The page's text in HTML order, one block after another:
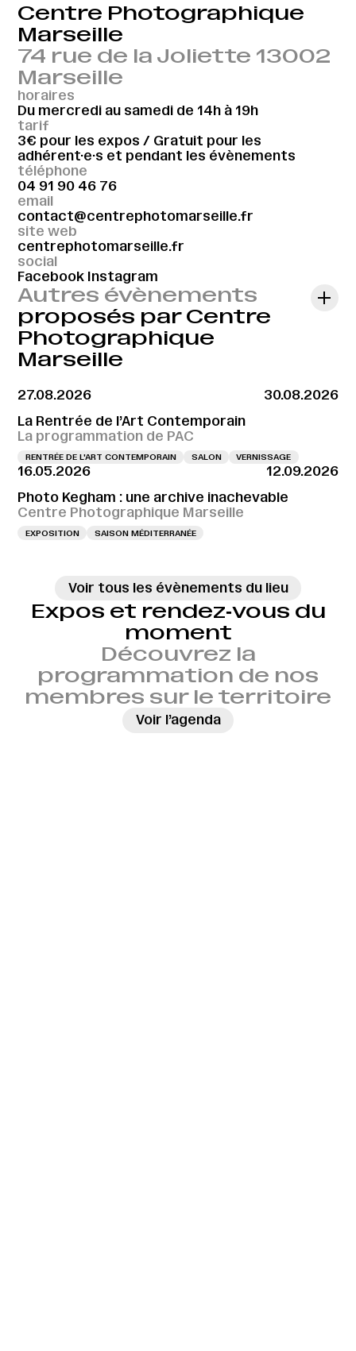
Centre Photographique
Marseille
74 rue de la Joliette 13002
Marseille
horaires
Du mercredi au samedi de 14h à 19h
tarif
3€ pour les expos / Gratuit pour les
adhérent·e·s et pendant les évènements
téléphone
04 91 90 46 76
email
contact@centrephotomarseille.fr
site web
centrephotomarseille.fr
social
Facebook Instagram
Autres évènements
proposés par Centre
Photographique
Marseille
27.08.2026
30.08.2026
La Rentrée de l’Art Contemporain
La programmation de PAC
RENTRÉE DE L'ART CONTEMPORAIN SALON VERNISSAGE
16.05.2026
12.09.2026
Photo Kegham : une archive inachevable
Centre Photographique Marseille
EXPOSITION SAISON MÉDITERRANÉE
Voir tous les évènements du lieu
Expos et rendez‑vous du
moment
Découvrez la
programmation de nos
membres sur le territoire
Voir l’agenda